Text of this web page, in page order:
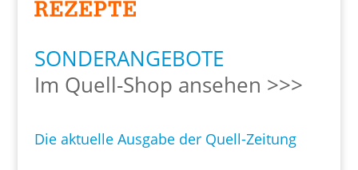
SONDERANGEBOTE
Im Quell-Shop ansehen >>>
Die aktuelle Ausgabe der Quell-Zeitung